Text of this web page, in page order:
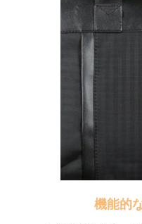
機能的